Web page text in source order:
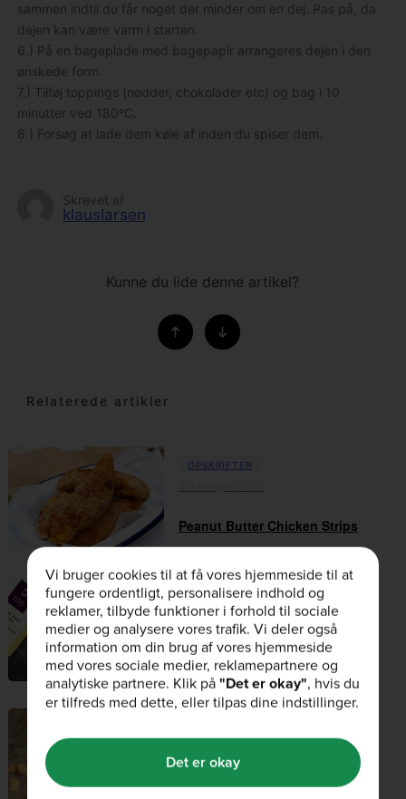
sammen indtil du får noget der minder om en dej. Pas på, da
dejen kan være varm i starten.
6.) På en bageplade med bagepapir arrangeres dejen i den
ønskede form.
7.) Tilføj toppings (nødder, chokolader etc) og bag i 10
minutter ved 180ºC.
8.) Forsøg at lade dem køle af inden du spiser dem.
Skrevet af
klauslarsen
Kunne du lide denne artikel?
Relaterede artikler
OPSKRIFTER
Peanut Butter Chicken Strips
OPSKRIFTER
02nd juni 2017
Glasur Med Æggehvide
Protein Peanut Butter Cups
Vi bruger cookies til at få vores hjemmeside til at
fungere ordentligt, personalisere indhold og
reklamer, tilbyde funktioner i forhold til sociale
medier og analysere vores trafik. Vi deler også
information om din brug af vores hjemmeside
med vores sociale medier, reklamepartnere og
analytiske partnere. Klik på"Det er okay", hvis du
er tilfreds med dette, eller tilpas dine indstillinger.
Det er okay